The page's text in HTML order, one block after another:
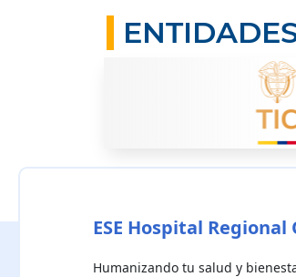
ESE Hospital
Humanizando tu salud y